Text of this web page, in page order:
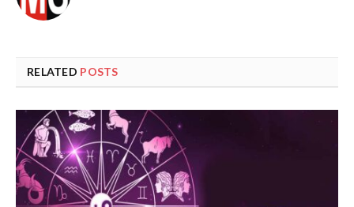
RELATED POSTS